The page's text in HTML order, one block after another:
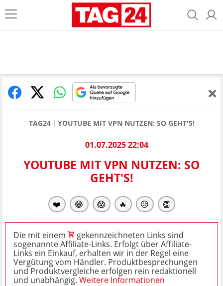
TAG24 YOUTUBE MIT VPN NUTZEN: SO GEHT'S!
01.07.2025 22:04
YOUTUBE MIT VPN NUTZEN: SO
GEHT'S!
❤️ 😂 😱 🔥 😥 👏
Die mit einem
gekennzeichneten Links sind
sogenannte Affiliate-Links. Erfolgt über Affiliate-
Links ein Einkauf, erhalten wir in der Regel eine
Vergütung vom Händler. Produktbesprechungen
und Produktvergleiche erfolgen rein redaktionell
und unabhängig. Weitere Informationen